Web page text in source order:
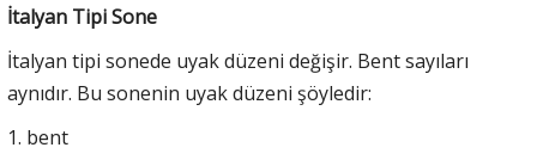
İtalyan Tipi Sone
İtalyan tipi sonede uyak düzeni değişir. Bent sayıları
aynıdır. Bu sonenin uyak düzeni şöyledir:
1. bent